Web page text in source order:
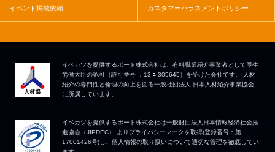
イベント掲載依頼 カスタマーハラスメントポリシー